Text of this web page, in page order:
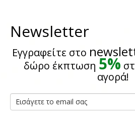
Newsletter
Εγγραφείτε στο
δώρο έκπτωση 5%
αγορά!